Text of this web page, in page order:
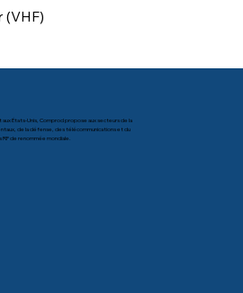
(VHF)
États-Unis, Comprod propose aux secteurs de la
de la défense, des télécommunications et du
de renommée mondiale.